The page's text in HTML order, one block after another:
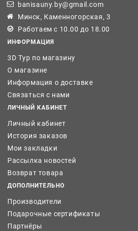
banisauny.by@gmail.com
Минск, Каменногорская, 3
Работаем с 10.00 до 18.00
ИНФОРМАЦИЯ
3D Тур по магазину
О магазине
Информация о доставке
Связаться с нами
ЛИЧНЫЙ КАБИНЕТ
Личный кабинет
История заказов
Мои закладки
Рассылка новостей
Возврат товара
ДОПОЛНИТЕЛЬНО
Производители
Подарочные сертификаты
Партнёры